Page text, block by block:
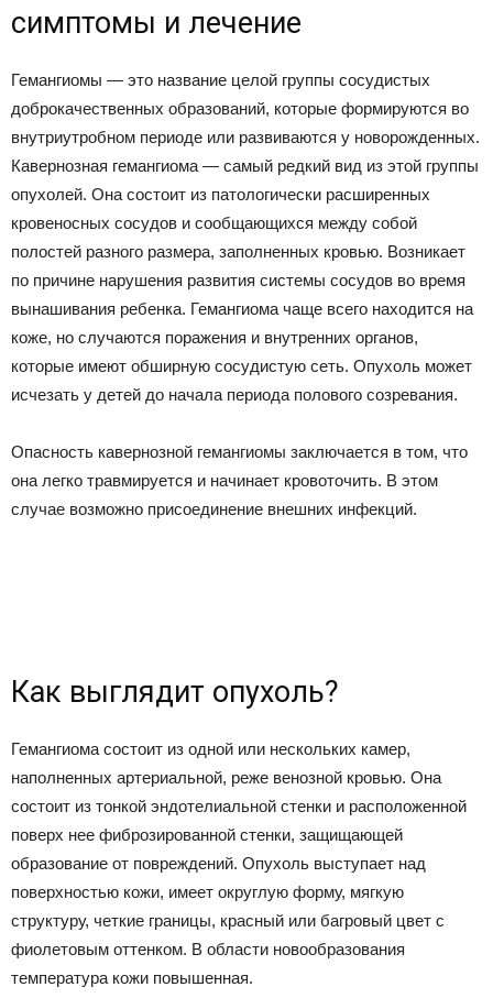
симптомы и лечение
Гемангиомы — это название целой группы сосудистых
доброкачественных образований, которые формируются во
внутриутробном периоде или развиваются у новорожденных.
Кавернозная гемангиома — самый редкий вид из этой группы
опухолей. Она состоит из патологически расширенных
кровеносных сосудов и сообщающихся между собой
полостей разного размера, заполненных кровью. Возникает
по причине нарушения развития системы сосудов во время
вынашивания ребенка. Гемангиома чаще всего находится на
коже, но случаются поражения и внутренних органов,
которые имеют обширную сосудистую сеть. Опухоль может
исчезать у детей до начала периода полового созревания.
Опасность кавернозной гемангиомы заключается в том, что
она легко травмируется и начинает кровоточить. В этом
случае возможно присоединение внешних инфекций.
Как выглядит опухоль?
Гемангиома состоит из одной или нескольких камер,
наполненных артериальной, реже венозной кровью. Она
состоит из тонкой эндотелиальной стенки и расположенной
поверх нее фиброзированной стенки, защищающей
образование от повреждений. Опухоль выступает над
поверхностью кожи, имеет округлую форму, мягкую
структуру, четкие границы, красный или багровый цвет с
фиолетовым оттенком. В области новообразования
температура кожи повышенная.